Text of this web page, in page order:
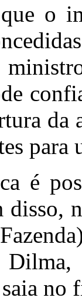
o
para
é
no